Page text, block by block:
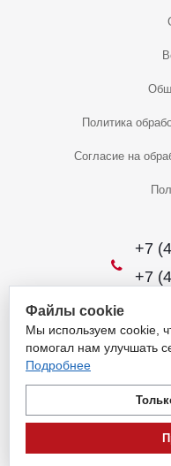
Политика
Согласие на
+7
+7
2026 ©
Обращаем ваше внимание на
не является публичной
пункта 1 статьи 437
Для получения подробной
указанных товаров и (или)
Файлы cookie
Мы используем cookie,
помогал нам улучшать
Подробнее